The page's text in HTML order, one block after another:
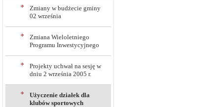
Zmiany w budżecie gminy
02 września
Zmiana Wieloletniego
Programu Inwestycyjnego
Projekty uchwał na sesję w
dniu 2 września 2005 r.
Użyczenie działek dla
klubów sportowych